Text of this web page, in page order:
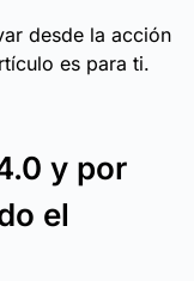
desde la acción
es para ti.
y por
el